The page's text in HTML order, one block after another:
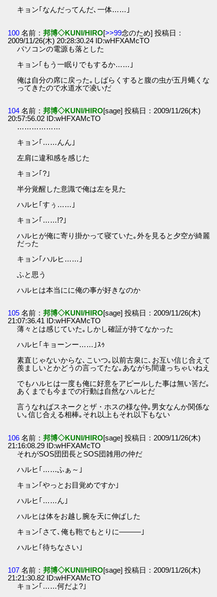
キョン｢なんだってんだ､一体……｣
100 名前：邦博◇KUNI/HIRO[>>99念のため] 投稿日：
2009/11/26(木) 20:28:30.24 ID:wHFXAMcTO
パソコンの電源も落とした
キョン｢もう一眠りでもするか……｣
俺は自分の席に戻った｡しばらくすると腹の虫が五月蝿くな
ってきたので水道水で凌いだ
104 名前：邦博◇KUNI/HIRO[sage] 投稿日：2009/11/26(木)
20:57:56.02 ID:wHFXAMcTO
………………
キョン｢……んん｣
左肩に違和感を感じた
キョン｢?｣
半分覚醒した意識で俺は左を見た
ハルヒ｢すぅ……｣
キョン｢……!?｣
ハルヒが俺に寄り掛かって寝ていた｡外を見ると夕空が綺麗
だった
キョン｢ハルヒ……｣
ふと思う
ハルヒは本当にに俺の事が好きなのか
105 名前：邦博◇KUNI/HIRO[sage] 投稿日：2009/11/26(木)
21:07:36.41 ID:wHFXAMcTO
薄々とは感じていた｡しかし確証が持てなかった
ハルヒ｢キョーンー……｣ｽｩ
素直じゃないからな､こいつ｡以前古泉に､お互い信じ合えて
羨ましいとかどうの言ってたな｡あながち間違っちゃいねえ
でもハルヒは一度も俺に好意をアピールした事は無い筈だ｡
あくまでも今までの行動は自然なハルヒだ
言うなればスネークとザ・ホスの様な仲｡男女なんか関係な
い｡信じ合える相棒｡それ以上もそれ以下もない
106 名前：邦博◇KUNI/HIRO[sage] 投稿日：2009/11/26(木)
21:16:08.29 ID:wHFXAMcTO
それがSOS団団長とSOS団雑用の仲だ
ハルヒ｢……ふぁ～｣
キョン｢やっとお目覚めですか｣
ハルヒ｢……ん｣
ハルヒは体をお越し腕を天に伸ばした
キョン｢さて､俺も鞄でもとりに―――｣
ハルヒ｢待ちなさい｣
107 名前：邦博◇KUNI/HIRO[sage] 投稿日：2009/11/26(木)
21:21:30.82 ID:wHFXAMcTO
キョン｢……何だよ?｣